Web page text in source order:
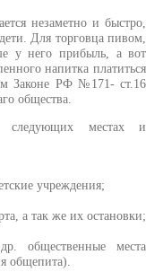
незаметно и быстро,
Для торговца пивом,
у него прибыль, а вот
напитка платиться
Законе РФ №171- ст.16
общества.
следующих местах и
учреждения;
а так же их остановки;
общественные места
общепита).